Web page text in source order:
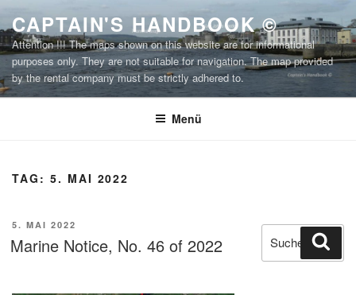
Zum
Inhalt
springen
CAPTAIN'S HANDBOOK ©
Attention !!! The maps shown on this website are for informational
purposes only. They are not suitable for navigation. The map provided
by the rental company must be strictly adhered to.
Menü
TAG: 5. MAI 2022
VERÖFFENTLICHT
AM
5. MAI 2022
Marine Notice, No. 46 of 2022
Suchen
nach: